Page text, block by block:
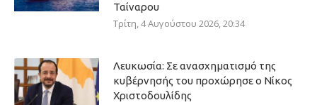
Ταίναρου
Τρίτη, 4 Αυγούστου 2026, 20:34
Λευκωσία: Σε ανασχηματισμό της
κυβέρνησής του προχώρησε ο Νίκος
Χριστοδουλίδης